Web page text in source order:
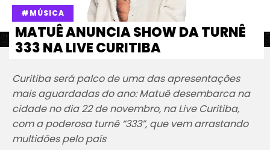
#MÚSICA
MATUÊ ANUNCIA SHOW DA TURNÊ
333 NA LIVE CURITIBA
Curitiba será palco de uma das apresentações
mais aguardadas do ano: Matuê desembarca na
cidade no dia 22 de novembro, na Live Curitiba,
com a poderosa turnê “333”, que vem arrastando
multidões pelo país